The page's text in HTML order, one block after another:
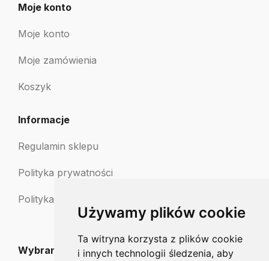
Używamy plików cookie
Ta witryna korzysta z plików cookie
i innych technologii śledzenia, aby
Moje konto
Moje konto
Moje zamówienia
Koszyk
Informacje
Regulamin sklepu
Polityka prywatności
Polityka zwrotów
Wybrane dla Ciebie